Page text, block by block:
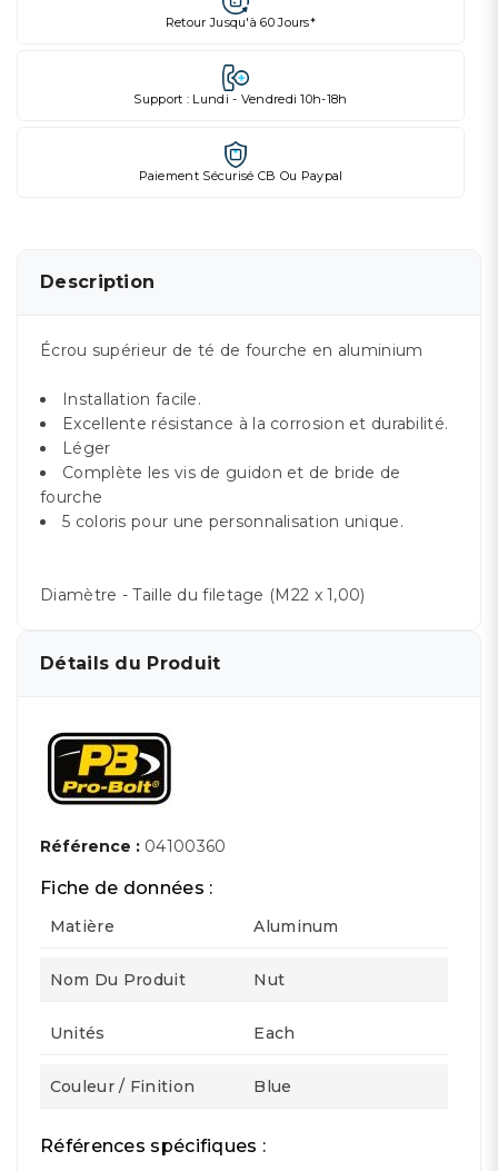
Retour Jusqu'à 60 Jours*
Support : Lundi - Vendredi 10h-18h
Paiement Sécurisé CB Ou Paypal
Description
Écrou supérieur de té de fourche en aluminium
Installation facile.
Excellente résistance à la corrosion et durabilité.
Léger
Complète les vis de guidon et de bride de
fourche
5 coloris pour une personnalisation unique.
Diamètre - Taille du filetage (M22 x 1,00)
Détails du Produit
Référence : 04100360
Fiche de données :
Matière Aluminum
Nom Du Produit Nut
Unités Each
Couleur / Finition Blue
Références spécifiques :